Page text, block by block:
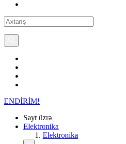
ENDİRİM!
Sayt üzrə
Elektronika
Elektronika